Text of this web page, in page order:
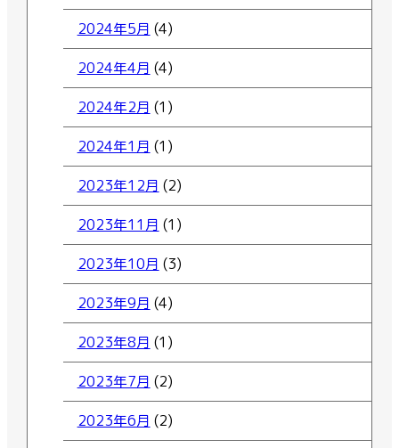
2024年5月 (4)
2024年4月 (4)
2024年2月 (1)
2024年1月 (1)
2023年12月 (2)
2023年11月 (1)
2023年10月 (3)
2023年9月 (4)
2023年8月 (1)
2023年7月 (2)
2023年6月 (2)